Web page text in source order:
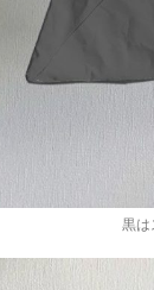
黒は